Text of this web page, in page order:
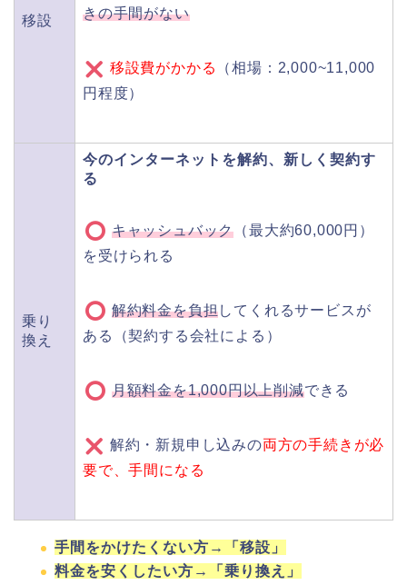
移設
きの手間がない
移設費がかかる
（相場：2,000~11,000
円程度）
乗り
換え
今のインターネットを解約、新しく契約す
る
キャッシュバック （最大約60,000円）
を受けられる
解約料金を負担してくれるサービスが
ある（契約する会社による）
月額料金を1,000円以上削減できる
解約・新規申し込みの両方の手続きが必
要で、手間になる
手間をかけたくない方→「移設」
料金を安くしたい方→「乗り換え」